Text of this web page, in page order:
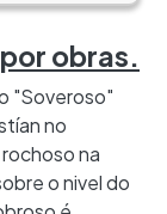
obras.
"Soveroso"
no
na
o nivel do